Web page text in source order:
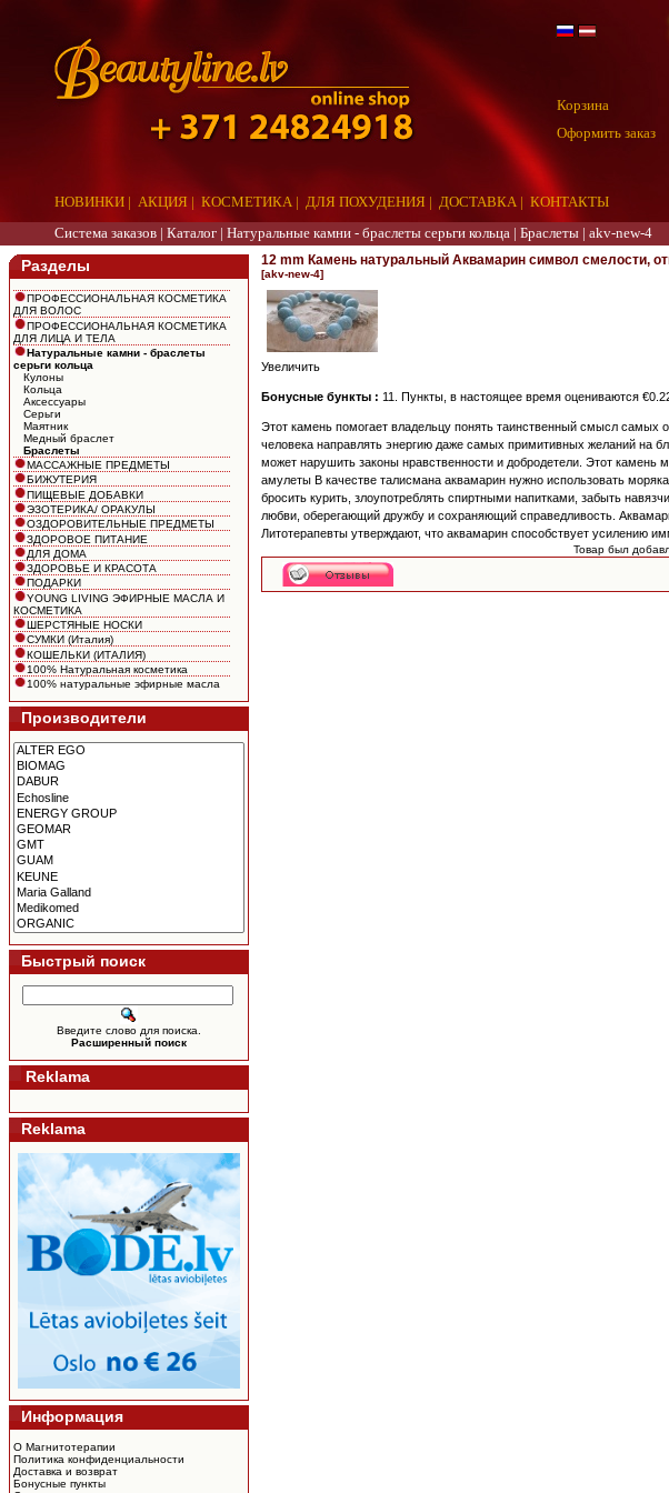
НОВИНКИ | АКЦИЯ | КОСМЕТИКА | ДЛЯ ПОХУДЕНИЯ | ДОСТАВКА | КОНТАКТЫ
Корзина
Оформить заказ
Система заказов | Каталог | Натуральные камни - браслеты серьги кольца | Браслеты | akv-new-4
Разделы
ПРОФЕССИОНАЛЬНАЯ КОСМЕТИКА
ДЛЯ ВОЛОС
ПРОФЕССИОНАЛЬНАЯ КОСМЕТИКА
ДЛЯ ЛИЦА И ТЕЛА
Натуральные камни - браслеты
серьги кольца
Кулоны
Кольца
Аксессуары
Серьги
Маятник
Медный браслет
Браслеты
МАССАЖНЫЕ ПРЕДМЕТЫ
БИЖУТЕРИЯ
ПИЩЕВЫЕ ДОБАВКИ
ЭЗОТЕРИКА/ ОРАКУЛЫ
ОЗДОРОВИТЕЛЬНЫЕ ПРЕДМЕТЫ
ЗДОРОВОЕ ПИТАНИЕ
ДЛЯ ДОМА
ЗДОРОВЬЕ И КРАСОТА
ПОДАРКИ
YOUNG LIVING ЭФИРНЫЕ МАСЛА И
КОСМЕТИКА
ШЕРСТЯНЫЕ НОСКИ
СУМКИ (Италия)
КОШЕЛЬКИ (ИТАЛИЯ)
100% Натуральная косметика
100% натуральные эфирные масла
Производители
Быстрый поиск
Введите слово для поиска.
Расширенный поиск
Reklama
Reklama
Информация
О Магнитотерапии
Политика конфиденциальности
Доставка и возврат
Бонусные пункты
12 mm Камень натуральный Аквамарин символ смелости,
[akv-new-4]
Увеличить
Бонусные бункты : 11. Пункты, в настоящее время оцениваются
Этот камень помогает владельцу понять таинственный смысл
человека направлять энергию даже самых примитивных желаний на
может нарушить законы нравственности и добродетели. Этот
амулеты В качестве талисмана аквамарин нужно использовать
бросить курить, злоупотреблять спиртными напитками, забыть
любви, оберегающий дружбу и сохраняющий справедливость.
Литотерапевты утверждают, что аквамарин способствует усилению
Товар был